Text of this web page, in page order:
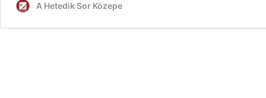
A Hetedik Sor Közepe